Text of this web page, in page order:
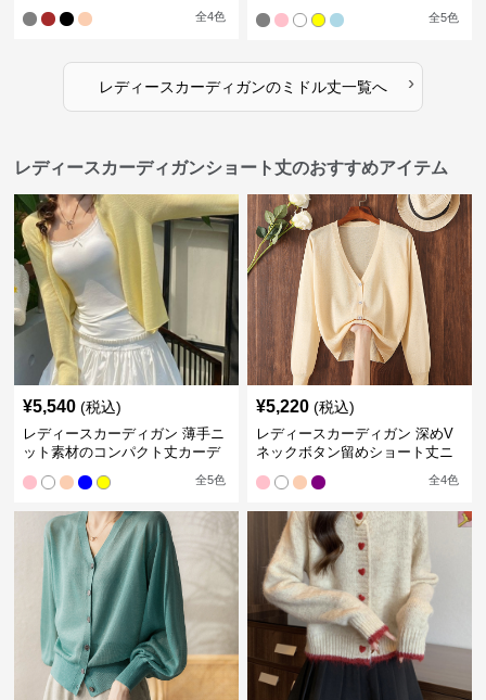
全4色 全5色
レディースカーディガンのミドル丈一覧へ ›
レディースカーディガンショート丈のおすすめアイテム
¥5,540 (税込)
レディースカーディガン 薄手ニ
ット素材のコンパクト丈カーデ
全5色
¥5,220 (税込)
レディースカーディガン 深めV
ネックボタン留めショート丈ニ
全4色